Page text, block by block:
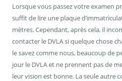
Lorsque vous passez votre examen
suffit de lire une plaque
mètres. Cependant, après cela, il
contacter le DVLA si quelque chose
le savez comme nous, beaucoup de
jour le DVLA et ne prennent pas de
leur vision est bonne. La seule autre